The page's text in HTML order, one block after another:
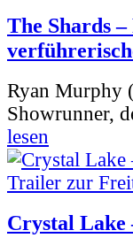
The Shards
Ryan Murphy
Showrunner,
lesen
Crystal Lake